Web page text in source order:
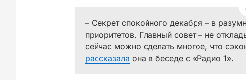
– Секрет спокойного декабря – в
приоритетов. Главный совет – не
сейчас можно сделать многое, что
рассказала она в беседе с «Радио 1».